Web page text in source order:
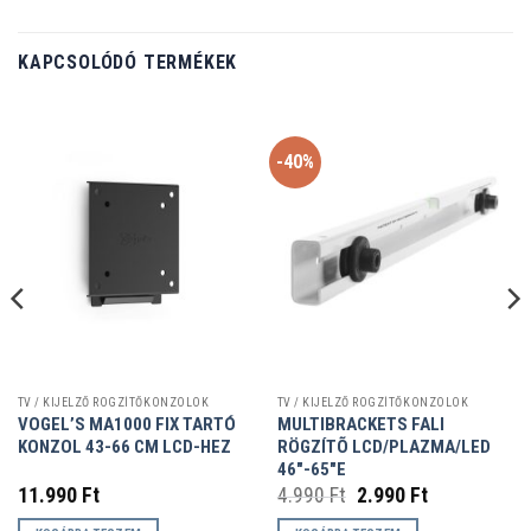
KAPCSOLÓDÓ TERMÉKEK
TV / KIJELZŐ RÖGZÍTŐKONZOLOK
VOGEL’S MA1000 FIX TARTÓ
KONZOL 43-66 CM LCD-HEZ
11.990 Ft
-40%
TV / KIJELZŐ RÖGZÍTŐKONZOLOK
MULTIBRACKETS FALI
RÖGZÍTÕ LCD/PLAZMA/LED
46″-65″E
4.990Ft Original
price
2.990 FtCurrent